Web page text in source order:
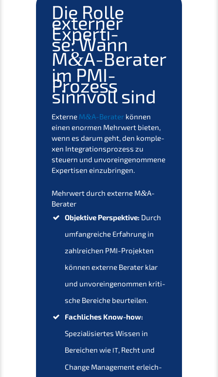
Die Rolle
exter­ner
Exper­ti­
se:Wann
M&A-Berater
im PMI-
Prozess
sinnvoll sind
Exter­ne M&A-Berater können
einen enormen Mehrwert bieten,
wenn es darum geht, den komple­
xen Integra­ti­ons­pro­zess zu
steuern und unvor­ein­ge­nom­me­ne
Exper­ti­sen einzubringen.
Mehrwert durch exter­ne M&A-
Berater
Objek­ti­ve Perspek­ti­ve: Durch
umfang­rei­che Erfah­rung in
zahlrei­chen PMI-Projek­ten
können exter­ne Berater klar
und unvor­ein­ge­nom­men kriti­
sche Berei­che beurteilen.
Fachli­ches Know-how:
Spezia­li­sier­tes Wissen in
Berei­chen wie IT, Recht und
Change Manage­ment erleich­